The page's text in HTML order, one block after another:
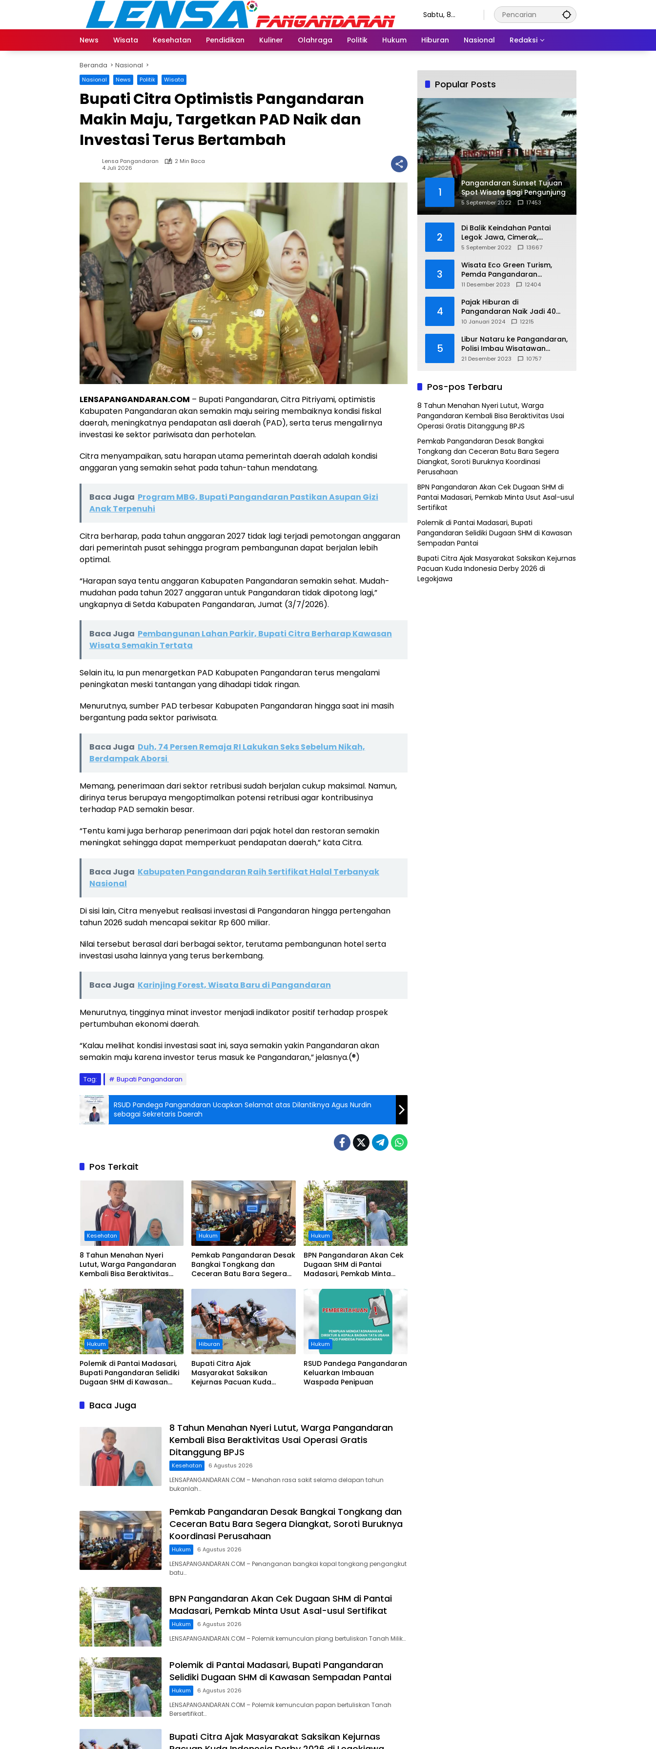
Sabtu, 8
News
Wisata Kesehatan Pendidikan Kuliner Olahraga Politik Hukum Hiburan Nasional Redaksi
Beranda Nasional
Nasional News Politik Wisata
Bupati Citra Optimistis Pangandaran
Makin Maju, Targetkan PAD Naik dan
Investasi Terus Bertambah
Lensa Pangandaran
2 Min Baca
4 Juli 2026
LENSAPANGANDARAN.COM – Bupati Pangandaran, Citra Pitriyami, optimistis
Kabupaten Pangandaran akan semakin maju seiring membaiknya kondisi fiskal
daerah, meningkatnya pendapatan asli daerah (PAD), serta terus mengalirnya
investasi ke sektor pariwisata dan perhotelan.
Citra menyampaikan, satu harapan utama pemerintah daerah adalah kondisi
anggaran yang semakin sehat pada tahun-tahun mendatang.
Baca Juga Program MBG, Bupati Pangandaran Pastikan Asupan Gizi
Anak Terpenuhi
Citra berharap, pada tahun anggaran 2027 tidak lagi terjadi pemotongan anggaran
dari pemerintah pusat sehingga program pembangunan dapat berjalan lebih
optimal.
“Harapan saya tentu anggaran Kabupaten Pangandaran semakin sehat. Mudah-
mudahan pada tahun 2027 anggaran untuk Pangandaran tidak dipotong lagi,”
ungkapnya di Setda Kabupaten Pangandaran, Jumat (3/7/2026).
Baca Juga Pembangunan Lahan Parkir, Bupati Citra Berharap Kawasan
Wisata Semakin Tertata
Selain itu, Ia pun menargetkan PAD Kabupaten Pangandaran terus mengalami
peningkatan meski tantangan yang dihadapi tidak ringan.
Menurutnya, sumber PAD terbesar Kabupaten Pangandaran hingga saat ini masih
bergantung pada sektor pariwisata.
Baca Juga Duh, 74 Persen Remaja RI Lakukan Seks Sebelum Nikah,
Berdampak Aborsi
Memang, penerimaan dari sektor retribusi sudah berjalan cukup maksimal. Namun,
dirinya terus berupaya mengoptimalkan potensi retribusi agar kontribusinya
terhadap PAD semakin besar.
“Tentu kami juga berharap penerimaan dari pajak hotel dan restoran semakin
meningkat sehingga dapat memperkuat pendapatan daerah,” kata Citra.
Baca Juga Kabupaten Pangandaran Raih Sertifikat Halal Terbanyak
Nasional
Di sisi lain, Citra menyebut realisasi investasi di Pangandaran hingga pertengahan
tahun 2026 sudah mencapai sekitar Rp 600 miliar.
Nilai tersebut berasal dari berbagai sektor, terutama pembangunan hotel serta
investasi usaha lainnya yang terus berkembang.
Baca Juga Karinjing Forest, Wisata Baru di Pangandaran
Menurutnya, tingginya minat investor menjadi indikator positif terhadap prospek
pertumbuhan ekonomi daerah.
“Kalau melihat kondisi investasi saat ini, saya semakin yakin Pangandaran akan
semakin maju karena investor terus masuk ke Pangandaran,” jelasnya.(®)
Tag: Bupati Pangandaran
RSUD Pandega Pangandaran Ucapkan Selamat atas Dilantiknya Agus Nurdin
sebagai Sekretaris Daerah
Pos Terkait
Kesehatan
8 Tahun Menahan Nyeri
Lutut, Warga Pangandaran
Kembali Bisa Beraktivitas
Ditanggung BPJS
Hukum
Pemkab Pangandaran Desak
Bangkai Tongkang dan
Ceceran Batu Bara Segera
Koordinasi Perusahaan
Hukum
BPN Pangandaran Akan Cek
Dugaan SHM di Pantai
Madasari, Pemkab Minta
Hukum
Polemik di Pantai Madasari,
Bupati Pangandaran Selidiki
Dugaan SHM di Kawasan
Hiburan
Bupati Citra Ajak
Masyarakat Saksikan
Kejurnas Pacuan Kuda
Hukum
RSUD Pandega Pangandaran
Keluarkan Imbauan
Waspada Penipuan
Baca Juga
8 Tahun Menahan Nyeri Lutut, Warga Pangandaran
Kembali Bisa Beraktivitas Usai Operasi Gratis
Ditanggung BPJS
Kesehatan 6 Agustus 2026
LENSAPANGANDARAN.COM – Menahan rasa sakit selama delapan tahun
bukanlah…
Pemkab Pangandaran Desak Bangkai Tongkang dan
Ceceran Batu Bara Segera Diangkat, Soroti Buruknya
Koordinasi Perusahaan
Hukum 6 Agustus 2026
LENSAPANGANDARAN.COM – Penanganan bangkai kapal tongkang pengangkut
batu…
BPN Pangandaran Akan Cek Dugaan SHM di Pantai
Madasari, Pemkab Minta Usut Asal-usul Sertifikat
Hukum 6 Agustus 2026
LENSAPANGANDARAN.COM – ‎Polemik kemunculan plang bertuliskan Tanah Milik…
Polemik di Pantai Madasari, Bupati Pangandaran
Selidiki Dugaan SHM di Kawasan Sempadan Pantai
Hukum 6 Agustus 2026
LENSAPANGANDARAN.COM – Polemik kemunculan papan bertuliskan Tanah
Bersertifikat…
Bupati Citra Ajak Masyarakat Saksikan Kejurnas
Popular Posts
1
Pangandaran Sunset Tujuan
Spot Wisata Bagi Pengunjung
5 September 2022 17453
2
Di Balik Keindahan Pantai
Legok Jawa, Cimerak,
Pangandaran
5 September 2022 13667
3
Wisata Eco Green Turism,
Pemda Pangandaran
Gandeng PLN
11 Desember 2023 12404
4
Pajak Hiburan di
Pangandaran Naik Jadi 40
Persen
10 Januari 2024 12215
5
Libur Nataru ke Pangandaran,
Polisi Imbau Wisatawan
Gunakan Jalur Arteri
21 Desember 2023 10757
Pos-pos Terbaru
8 Tahun Menahan Nyeri Lutut, Warga
Pangandaran Kembali Bisa Beraktivitas Usai
Operasi Gratis Ditanggung BPJS
Pemkab Pangandaran Desak Bangkai
Tongkang dan Ceceran Batu Bara Segera
Diangkat, Soroti Buruknya Koordinasi
Perusahaan
BPN Pangandaran Akan Cek Dugaan SHM di
Pantai Madasari, Pemkab Minta Usut Asal-usul
Sertifikat
Polemik di Pantai Madasari, Bupati
Pangandaran Selidiki Dugaan SHM di Kawasan
Sempadan Pantai
Bupati Citra Ajak Masyarakat Saksikan Kejurnas
Pacuan Kuda Indonesia Derby 2026 di
Legokjawa